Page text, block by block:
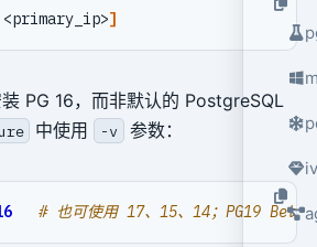
]
PG 16，而非默认的 PostgreSQL
中使用 -v 参数：
# 也可使用 17、15、14；PG19 Beta